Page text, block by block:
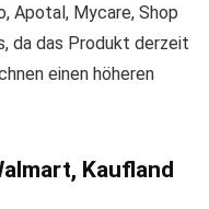
Apotal, Mycare, Shop
da das Produkt derzeit
einen höheren
Kaufland